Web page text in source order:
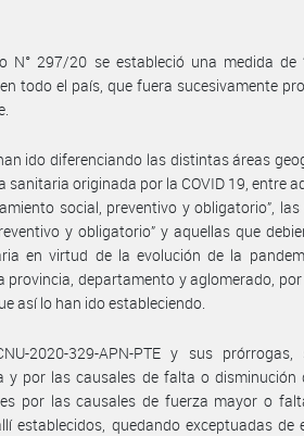
N° 297/20 se estableció una medida de
todo el país, que fuera sucesivamente
ido diferenciando las distintas áreas
sanitaria originada por la COVID 19, entre
social, preventivo y obligatorio”,
y obligatorio” y aquellas que
en virtud de la evolución de la
departamento y aglomerado,
así lo han ido estableciendo.
2020-329-APN-PTE y sus
y por las causales de falta o disminución
por las causales de fuerza mayor o
establecidos, quedando exceptuadas de